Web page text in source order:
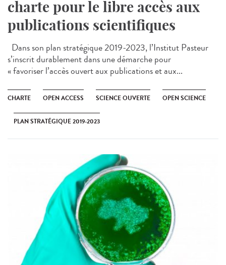
charte pour le libre accès aux
publications scientifiques
Dans son plan stratégique 2019-2023, l’Institut Pasteur
s’inscrit durablement dans une démarche pour
« favoriser l’accès ouvert aux publications et aux...
CHARTE OPEN ACCESS SCIENCE OUVERTE OPEN SCIENCE
PLAN STRATÉGIQUE 2019-2023